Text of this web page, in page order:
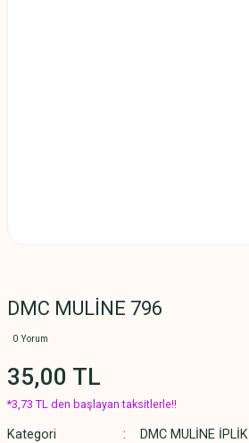
DMC MULİNE 796
0 Yorum
35,00 TL
*3,73 TL den başlayan taksitlerle!!
Kategori
DMC MULİNE İPLİK